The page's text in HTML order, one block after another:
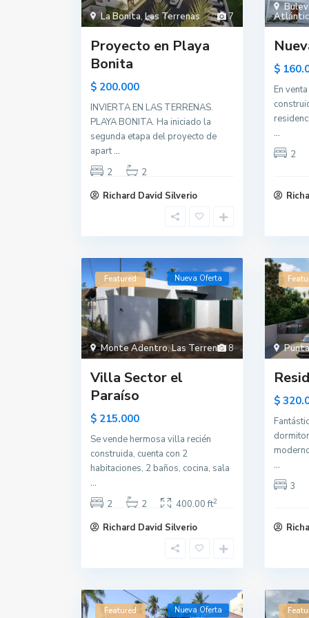
7
La Bonita,Las Terrenas
Proyecto en Playa
Bonita
$ 200.000
INVIERTA EN LAS TERRENAS.
PLAYA BONITA. Ha iniciado la
segunda etapa del proyecto de
apart...
2
2
Richard David Silverio
$
En
...
2
8
Monte Adentro,Las Terrenas
Featured Nueva Oferta
Villa Sector el
Paraíso
$ 215.000
Se vende hermosa villa recién
construida, cuenta con 2
habitaciones, 2 baños, cocina, sala
...
2
2 400.00 ft2
Richard David Silverio
$
...
3
Featured Nueva Oferta